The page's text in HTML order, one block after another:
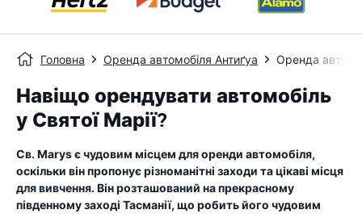
Головна Оренда автомобіля Антиґуа Оренда
Навіщо орендувати автомобіль
у Святої Марії?
Св. Marys є чудовим місцем для оренди автомобіля,
оскільки він пропонує різноманітні заходи та цікаві місця
для вивчення. Він розташований на прекрасному
південному заході Тасманії, що робить його чудовим